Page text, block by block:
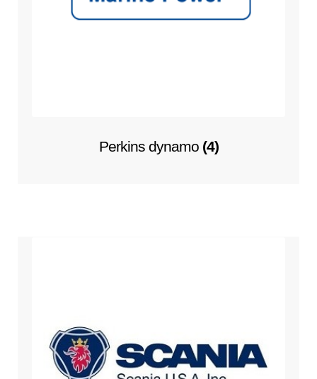
Perkins dynamo (4)